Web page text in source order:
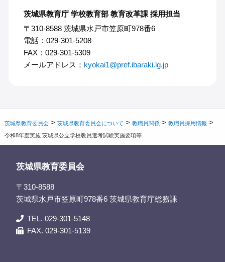
茨城県教育庁 学校教育部 教育改革課 採用担当
〒310-8588 茨城県水戸市笠原町978番6
電話：029-301-5208
FAX：029-301-5309
メールアドレス： kyokai1@pref.ibaraki.lg.jp
茨城県教育委員会 >茨城県教育委員会について >教職員関係 >教職員採用情報 >
令和8年度実施 茨城県公立学校教員選考試験実施要項等
茨城県教育委員会
〒310-8588
茨城県水戸市笠原町978番6 茨城県教育庁総務課
TEL. 029-301-5148
FAX. 029-301-5139